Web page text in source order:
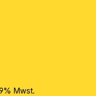
Mwst.